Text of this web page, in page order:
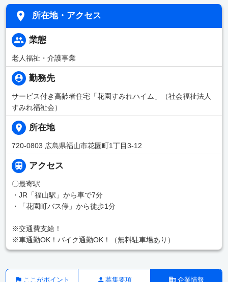
所在地・アクセス
業態
老人福祉・介護事業
勤務先
サービス付き高齢者住宅「花園すみれハイム」（社会福祉法人
すみれ福祉会）
所在地
720-0803 広島県福山市花園町1丁目3-12
アクセス
〇最寄駅
・JR「福山駅」から車で7分
・「花園町バス停」から徒歩1分
※交通費支給！
※車通勤OK！バイク通勤OK！（無料駐車場あり）
ここがポイント 募集要項 企業情報